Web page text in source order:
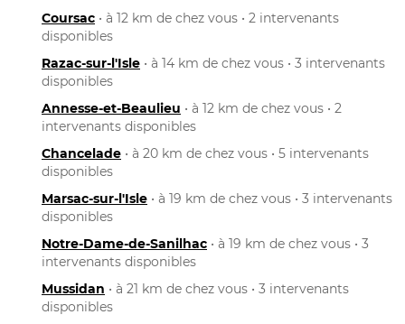
Coursac • à 12 km de chez vous • 2 intervenants
disponibles
Razac-sur-l'Isle • à 14 km de chez vous • 3 intervenants
disponibles
Annesse-et-Beaulieu • à 12 km de chez vous • 2
intervenants disponibles
Chancelade • à 20 km de chez vous • 5 intervenants
disponibles
Marsac-sur-l'Isle • à 19 km de chez vous • 3 intervenants
disponibles
Notre-Dame-de-Sanilhac • à 19 km de chez vous • 3
intervenants disponibles
Mussidan • à 21 km de chez vous • 3 intervenants
disponibles